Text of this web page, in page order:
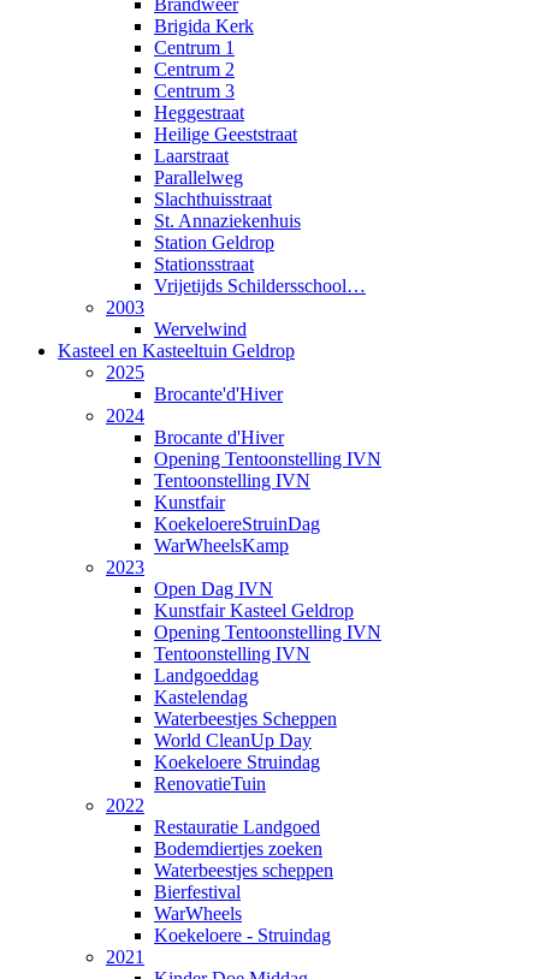
Brigida Kerk
Centrum 1
Centrum 2
Centrum 3
Heggestraat
Heilige Geeststraat
Laarstraat
Parallelweg
Slachthuisstraat
St. Annaziekenhuis
Station Geldrop
Stationsstraat
Vrijetijds Schildersschool…
2003
Wervelwind
Kasteel en Kasteeltuin Geldrop
2025
Brocante'd'Hiver
2024
Brocante d'Hiver
Opening Tentoonstelling IVN
Tentoonstelling IVN
Kunstfair
KoekeloereStruinDag
WarWheelsKamp
2023
Open Dag IVN
Kunstfair Kasteel Geldrop
Opening Tentoonstelling IVN
Tentoonstelling IVN
Landgoeddag
Kastelendag
Waterbeestjes Scheppen
World CleanUp Day
Koekeloere Struindag
RenovatieTuin
2022
Restauratie Landgoed
Bodemdiertjes zoeken
Waterbeestjes scheppen
Bierfestival
WarWheels
Koekeloere - Struindag
2021